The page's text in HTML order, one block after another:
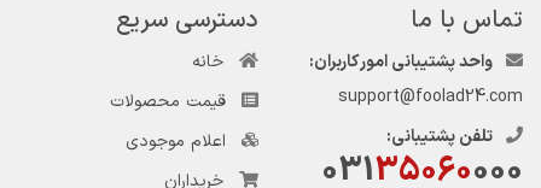
تماس با ما
واحد پشتیبانی امور کاربران:
support@foolad24.com
تلفن پشتیبانی:
03135060000
دسترسی سریع
خانه
قیمت محصولات
اعلام موجودی
خریداران